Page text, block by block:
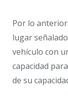
Por lo
lugar
vehículo con
capacidad
de su